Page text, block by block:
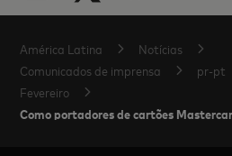
América Latina
Notícias
Comunicados de imprensa
pr-pt
Fevereiro
Como portadores de cartões